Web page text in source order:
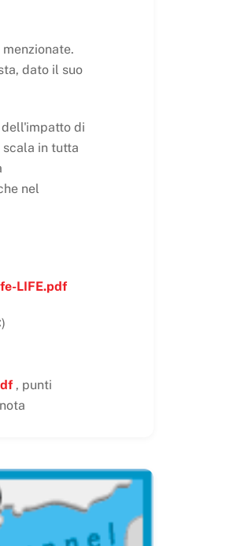
dato il suo
di
in tutta
nel
LIFE.pdf
, punti